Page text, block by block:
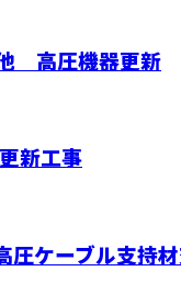
高圧機器更新
新工事
ケーブル支持